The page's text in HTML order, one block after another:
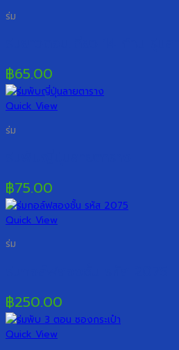
ร่ม
฿65.00
Quick View
ร่ม
฿75.00
Quick View
ร่ม
฿250.00
Quick View